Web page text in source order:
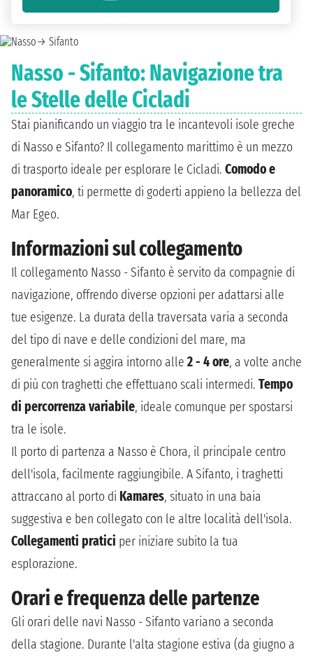
Nasso - Sifanto: Navigazione tra
le Stelle delle Cicladi
Stai pianificando un viaggio tra le incantevoli isole greche
di Nasso e Sifanto? Il collegamento marittimo è un mezzo
di trasporto ideale per esplorare le Cicladi. Comodo e
panoramico, ti permette di goderti appieno la bellezza del
Mar Egeo.
Informazioni sul collegamento
Il collegamento Nasso - Sifanto è servito da compagnie di
navigazione, offrendo diverse opzioni per adattarsi alle
tue esigenze. La durata della traversata varia a seconda
del tipo di nave e delle condizioni del mare, ma
generalmente si aggira intorno alle 2 - 4 ore, a volte anche
di più con traghetti che effettuano scali intermedi. Tempo
di percorrenza variabile, ideale comunque per spostarsi
tra le isole.
Il porto di partenza a Nasso è Chora, il principale centro
dell'isola, facilmente raggiungibile. A Sifanto, i traghetti
attraccano al porto di Kamares, situato in una baia
suggestiva e ben collegato con le altre località dell'isola.
Collegamenti pratici per iniziare subito la tua
esplorazione.
Orari e frequenza delle partenze
Gli orari delle navi Nasso - Sifanto variano a seconda
della stagione. Durante l'alta stagione estiva (da giugno a